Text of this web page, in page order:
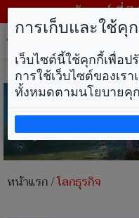
วันศุกร์ ที่ 7
หน้าแรก/โลกธุรกิจ
การเก็บและใช้คุ
เว็บไซต์นี้ใช้คุกกี้เพื่อ
การใช้เว็บไซต์ของเ
ทั้งหมดตามนโยบายคุก